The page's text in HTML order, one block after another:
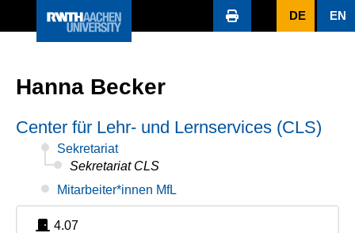
DE EN
Hanna Becker
Center für Lehr- und Lernservices (CLS)
Sekretariat
Sekretariat CLS
Mitarbeiter*innen MfL
4.07